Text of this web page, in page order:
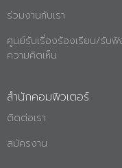
ร่วมงานกับเรา
ศูนย์รับเรื่องร้องเรียน/รับฟั
ความคิดเห็น
สำนักคอมพิวเตอร์
ติดต่อเรา
สมัครงาน